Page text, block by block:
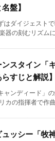
盤】
はダイジェスト
器の刻むリズム
スタイン「
らすじと解説】
ャンディード」
カの指揮者で作
ュッシー「牧